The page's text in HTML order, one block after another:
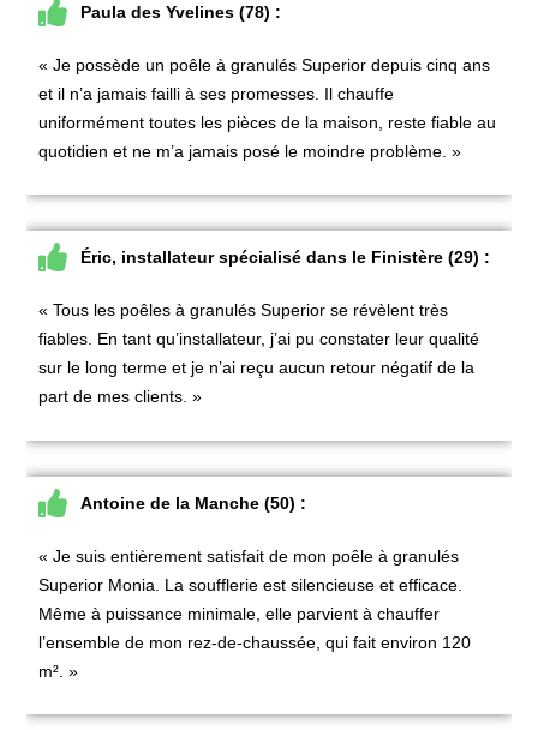
Paula des Yvelines (78) :
« Je possède un poêle à granulés Superiordepuis cinq ans
et il n’a jamais failli à ses promesses. Il chauffe
uniformément toutes les pièces de la maison, reste fiable au
quotidien et ne m’a jamais posé le moindre problème. »
Éric, installateur spécialisé dans le Finistère (29) :
« Tous les poêles à granulés Superiorse révèlent très
fiables. En tant qu’installateur, j’ai pu constater leur qualité
sur le long terme et je n’ai reçu aucun retour négatif de la
part de mes clients. »
Antoine de la Manche (50) :
« Je suis entièrement satisfait de mon poêle àgranulés
Superior Monia . La soufflerie est silencieuse et efficace.
Même à puissance minimale, elle parvient à chauffer
l’ensemble de mon rez-de-chaussée, qui fait environ 120
m². »